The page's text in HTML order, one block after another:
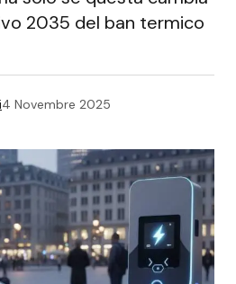
2035 del ban termico
4 Novembre 2025